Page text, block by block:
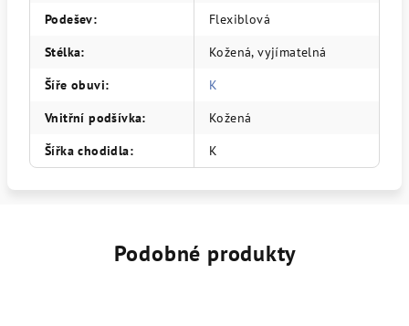
Podešev:
Flexiblová
Stélka:
Kožená, vyjímatelná
Šíře obuvi:
K
Vnitřní podšívka:
Kožená
Šířka chodidla: K
Podobné produkty